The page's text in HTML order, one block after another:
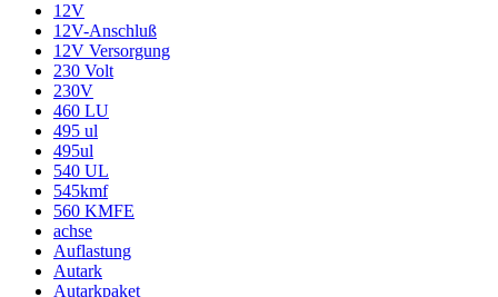
12V
12V-Anschluß
12V Versorgung
230 Volt
230V
460 LU
495 ul
495ul
540 UL
545kmf
560 KMFE
achse
Auflastung
Autark
Autarkpaket